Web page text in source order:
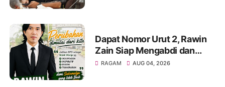
Dapat Nomor Urut 2, Rawin
Zain Siap Mengabdi dan
Perjuangkan Aspirasi Warga
RAGAM AUG 04, 2026